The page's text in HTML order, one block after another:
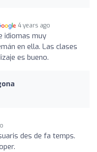
4 years ago
idiomas muy
en ella. Las clases
es bueno.
des de fa temps.